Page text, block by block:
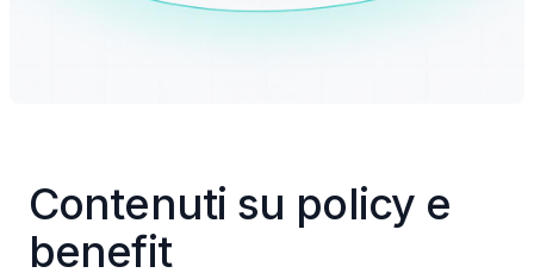
Contenuti su policy e
benefit